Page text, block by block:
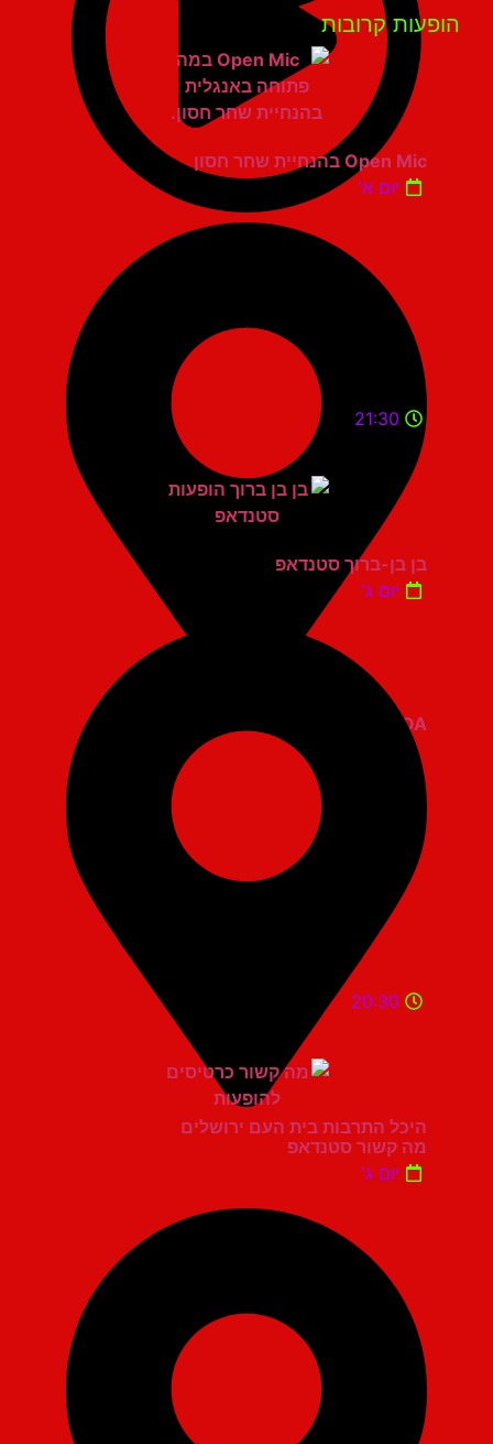
קרובות
Open Mic בהנחיית שחר חסון
יום א'
21:30
בן בן-ברוך סטנדאפ
יום ג'
היכל התרבות בית העם ירושלים
20:30
מה קשור סטנדאפ
יום ג'